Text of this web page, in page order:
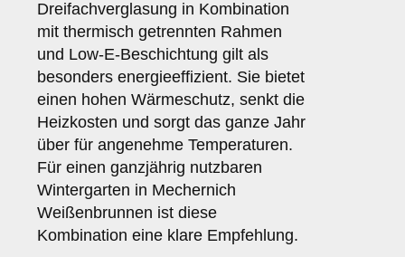
Dreifachverglasung in Kombination
mit thermisch getrennten Rahmen
und Low-E-Beschichtung gilt als
besonders energieeffizient. Sie bietet
einen hohen Wärmeschutz, senkt die
Heizkosten und sorgt das ganze Jahr
über für angenehme Temperaturen.
Für einen ganzjährig nutzbaren
Wintergarten in Mechernich
Weißenbrunnen ist diese
Kombination eine klare Empfehlung.